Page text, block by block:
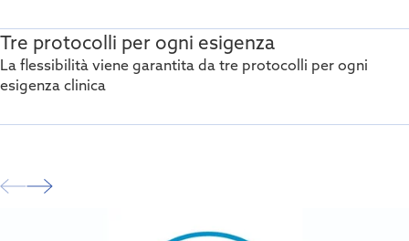
Tre protocolli per ogni esigenza
La flessibilità viene garantita da tre protocolli per ogni
esigenza clinica